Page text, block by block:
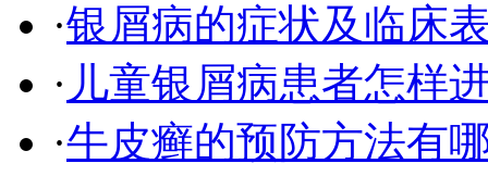
·银屑病的症状及临床
· 儿童银屑病患者怎样
·牛皮癣的预防方法有